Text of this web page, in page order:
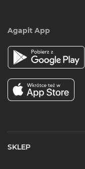
Agapit App
SKLEP